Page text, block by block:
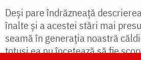
Deși pare îndrăzneață
înalte și a acestei stări mai
seamă în generația noastră
totuși ea nu încetează să fie